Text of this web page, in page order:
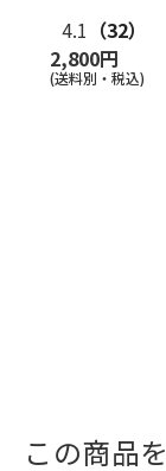
4.1 （32）
2,800円
(送料別・税込)
この商品